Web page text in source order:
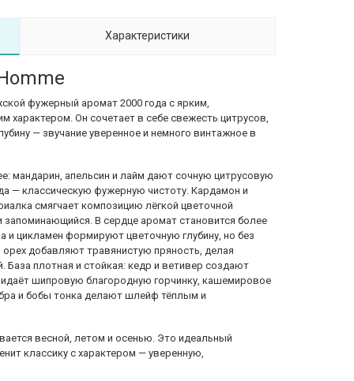
Характеристики
фужерный аромат 2000 года с ярким,
характером. Он сочетает в себе свежесть цитрусов,
— звучание уверенное и немного винтажное в
мандарин, апельсин и лайм дают сочную цитрусовую
— классическую фужерную чистоту. Кардамон и
смягчает композицию лёгкой цветочной
В сердце аромат становится более
цикламен формируют цветочную глубину, но без
добавляют травянистую пряность, делая
плотная и стойкая: кедр и ветивер создают
шипровую благородную горчинку, кашемировое
и бобы тонка делают шлейф тёплым и
весной, летом и осенью. Это идеальный
классику с характером — уверенную,